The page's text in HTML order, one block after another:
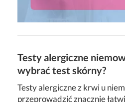
Testy alergiczne
wybrać test skórny?
Testy alergiczne z krwi u
przeprowadzić znacznie